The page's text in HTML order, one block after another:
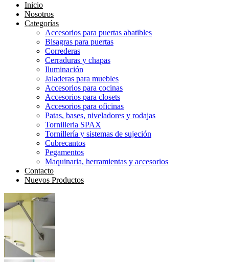
Inicio
Nosotros
Categorías
Accesorios para puertas abatibles
Bisagras para puertas
Correderas
Cerraduras y chapas
Iluminación
Jaladeras para muebles
Accesorios para cocinas
Accesorios para closets
Accesorios para oficinas
Patas, bases, niveladores y rodajas
Tornilleria SPAX
Tornillería y sistemas de sujeción
Cubrecantos
Pegamentos
Maquinaria, herramientas y accesorios
Contacto
Nuevos Productos